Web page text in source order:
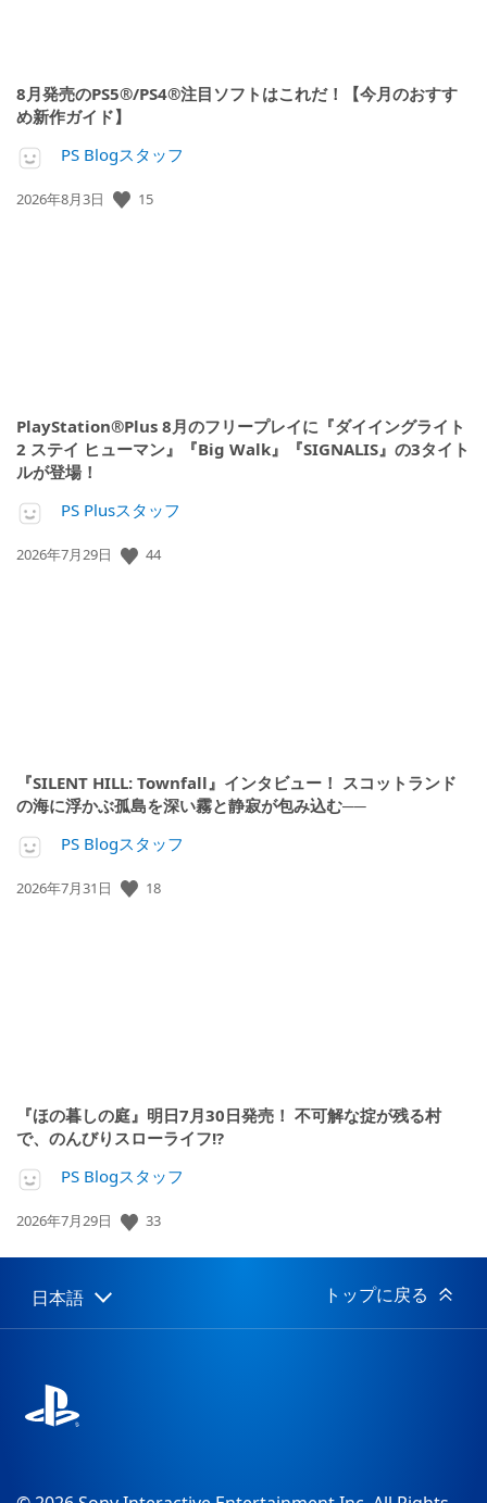
8月発売のPS5®/PS4®注目ソフトはこれだ！【今月のおすす
め新作ガイド】
PS Blogスタッフ
公
2026年8月3日 15
PlayStation®Plus 8月のフリープレイに『ダイイングライト
2 ステイ ヒューマン』『Big Walk』『SIGNALIS』の3タイト
ルが登場！
PS Plusスタッフ
公
2026年7月29日 44
『SILENT HILL: Townfall』インタビュー！ スコットランド
の海に浮かぶ孤島を深い霧と静寂が包み込む──
PS Blogスタッフ
公
2026年7月31日 18
『ほの暮しの庭』明日7月30日発売！ 不可解な掟が残る村
で、のんびりスローライフ!?
PS Blogスタッフ
公
日:
2026年7月29日 33
Select
Current
日本語 トップに戻る